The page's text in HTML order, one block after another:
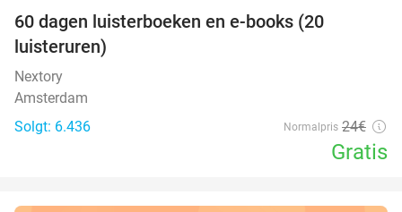
60 dagen luisterboeken en e-books (20
luisteruren)
Nextory
Amsterdam
Solgt: 6.436
Normalpris 24€
Gratis